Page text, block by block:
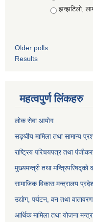
झन्झटिलो,
Older polls
Results
महत्वपुर्ण लिंकहरु
लोक सेवा आयोग
सङ्घीय मामिला तथा सामान्य
राष्ट्रिय परिचयपत्र तथा
मुख्यमन्त्री तथा
सामाजिक विकास मन्त्रालय
उद्याेग, पर्यटन, वन तथा
आर्थिक मामिला तथा योजना